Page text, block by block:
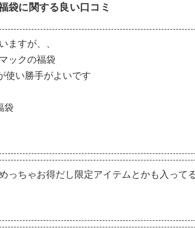
袋に関する良い口コミ
ますが、、
ックの福袋
使い勝手がよいです
袋
っちゃお得だし限定アイテムとかも入って